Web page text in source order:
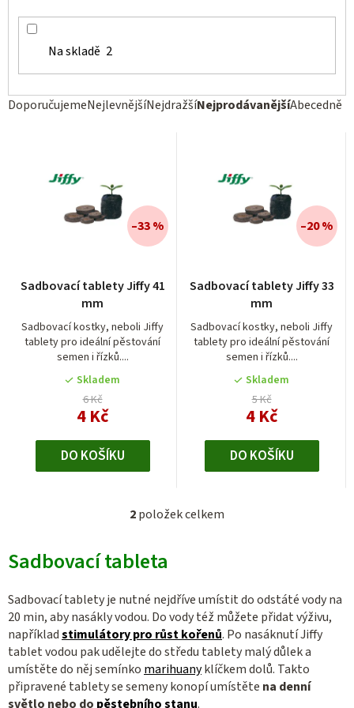
Ř
DoporučujemeNejlevnějšíNejdražšíNejprodávanějšíAbecedně
Na skladě 2
Sadbovací tablety Jiffy 41
mm
Sadbovací kostky, neboli Jiffy
tablety pro ideální pěstování
semen i řízků....
Skladem
6 Kč
4 Kč
–33 %
DO KOŠÍKU
Sadbovací tablety Jiffy 33
mm
Sadbovací kostky, neboli Jiffy
tablety pro ideální pěstování
semen i řízků....
hodnocení
produktu
je
5,0
z
5
hvězdiček.
Skladem
5 Kč
4 Kč
–20 %
DO KOŠÍKU
O
d
a
c
í
p
r
2položek celkem
Sadbovací tableta
Sadbovací tablety je nutné nejdříve umístit do odstáté vody na
20 min, aby nasákly vodou. Do vody též můžete přidat výživu,
napříkladstimulátory pro růst kořenů. Po nasáknutí Jiffy
tablet vodou pak udělejte do středu tablety malý důlek a
umístěte do něj semínko marihuanyklíčkem dolů. Takto
připravené tablety se semeny konopí umístěte na denní
světlo nebo do pěstebního stanu.